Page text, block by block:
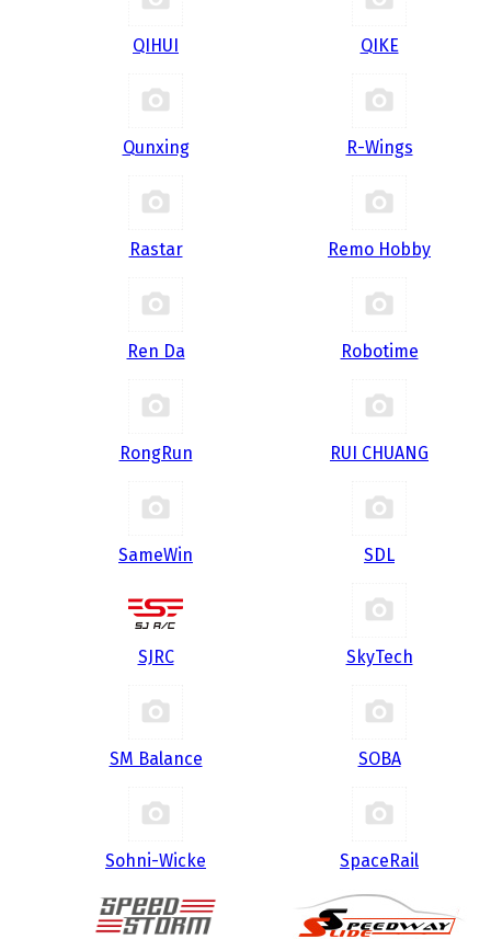
QIHUI QIKE
Qunxing R-Wings
Rastar Remo Hobby
Ren Da Robotime
RongRun RUI CHUANG
SameWin SDL
SJRC SkyTech
SM Balance SOBA
Sohni-Wicke SpaceRail